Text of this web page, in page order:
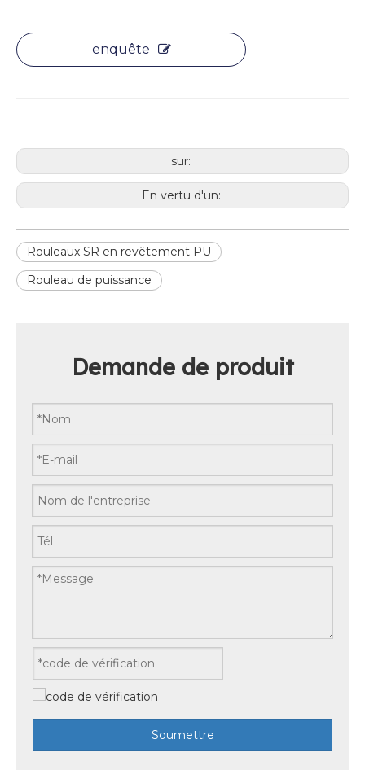
enquête
sur:
En vertu d'un:
Rouleaux SR en revêtement PU
Rouleau de puissance
Demande de produit
Soumettre